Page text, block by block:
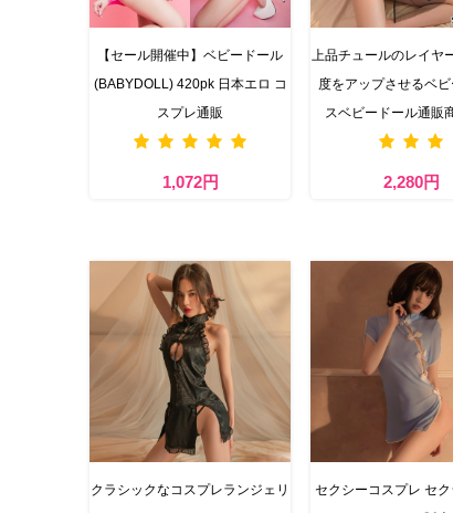
【セール開催中】ベビードール
(BABYDOLL) 420pk 日本エロ コ
スプレ通販
1,072円
上品チュールのレイヤ
度をアップさせるベ
スベビードール通販
2,280円
クラシックなコスプレランジェリ
セクシーコスプレ セ